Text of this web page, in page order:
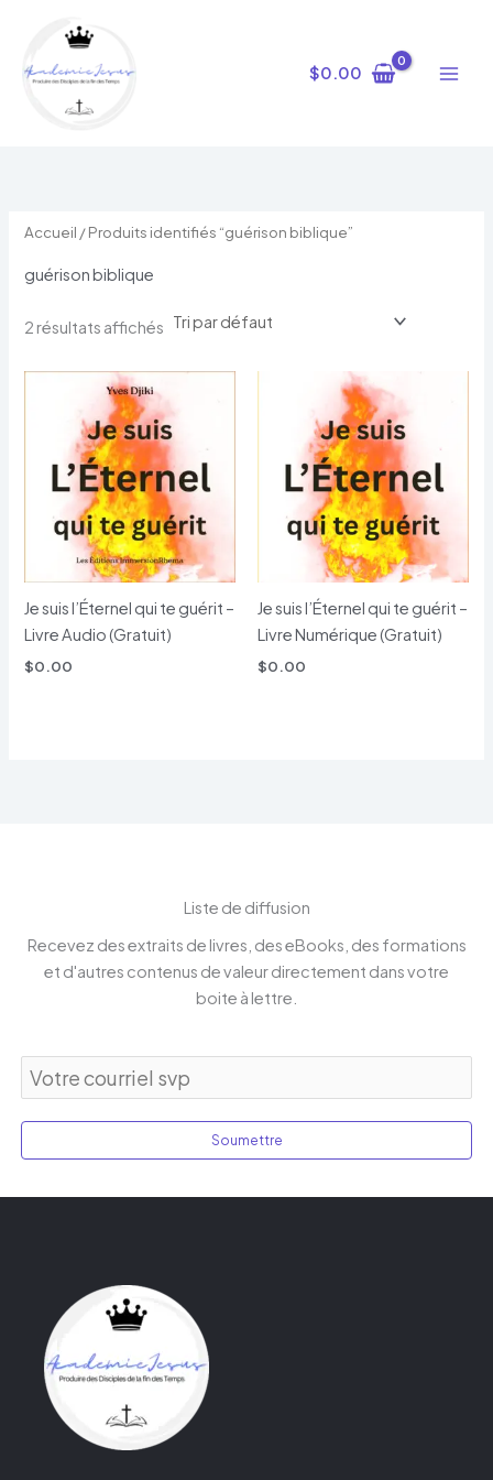
contenu
$0.00
Accueil / Produits identifiés “guérison biblique”
guérison biblique
2 résultats affichés
Je suis l’Éternel qui te guérit –
Livre Audio (Gratuit)
$0.00
Je suis l’Éternel qui te guérit –
Livre Numérique (Gratuit)
$0.00
Liste de diffusion
Recevez des extraits de livres, des eBooks, des formations
et d'autres contenus de valeur directement dans votre
boite à lettre.
Soumettre